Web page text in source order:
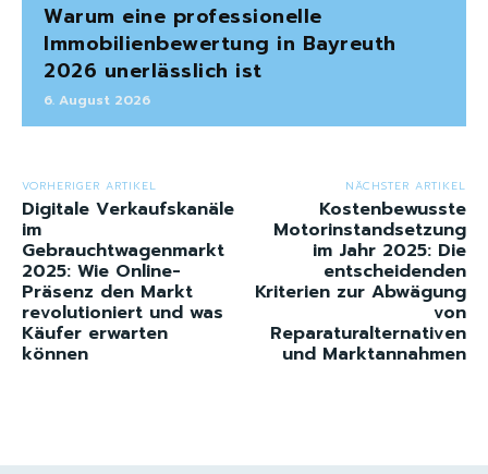
Warum eine professionelle
Immobilienbewertung in Bayreuth
2026 unerlässlich ist
6. August 2026
VORHERIGER ARTIKEL
Digitale Verkaufskanäle
im
Gebrauchtwagenmarkt
2025: Wie Online-
Präsenz den Markt
revolutioniert und was
Käufer erwarten
können
NÄCHSTER ARTIKEL
Kostenbewusste
Motorinstandsetzung
im Jahr 2025: Die
entscheidenden
Kriterien zur Abwägung
von
Reparaturalternativen
und Marktannahmen